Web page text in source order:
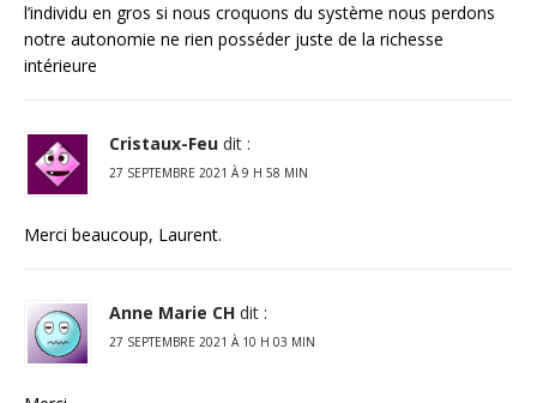
l’individu en gros si nous croquons du système nous perdons
notre autonomie ne rien posséder juste de la richesse
intérieure
Cristaux-Feu dit :
27 SEPTEMBRE 2021 À 9 H 58 MIN
Merci beaucoup, Laurent.
Anne Marie CH dit :
27 SEPTEMBRE 2021 À 10 H 03 MIN